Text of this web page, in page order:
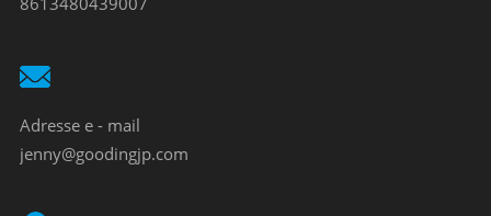
Adresse e - mail
jenny@goodingjp.com